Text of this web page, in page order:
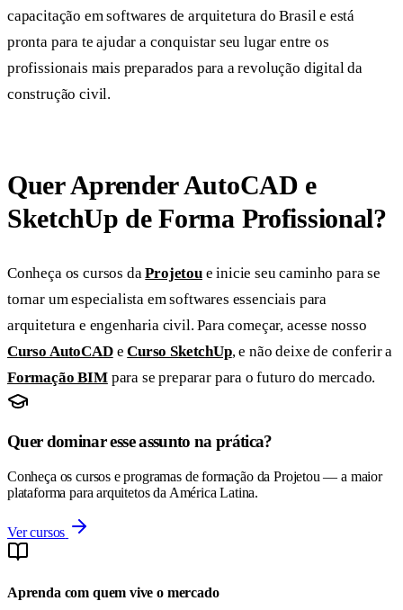
capacitação em softwares de arquitetura do Brasil e está
pronta para te ajudar a conquistar seu lugar entre os
profissionais mais preparados para a revolução digital da
construção civil.
Quer Aprender AutoCAD e
SketchUp de Forma Profissional?
Conheça os cursos daProjetoue inicie seu caminho para se
tornar um especialista em softwares essenciais para
arquitetura e engenharia civil. Para começar, acesse nosso
Curso AutoCADeCurso SketchUp, e não deixe de conferir a
Formação BIMpara se preparar para o futuro do mercado.
Quer dominar esse assunto na prática?
Conheça os cursos e programas de formação da Projetou — a maior
plataforma para arquitetos da América Latina.
Ver cursos
Aprenda com quem vive o mercado